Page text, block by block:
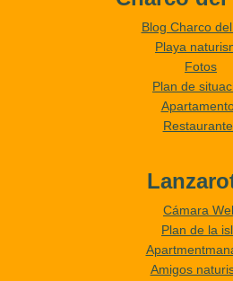
Blog Charco
Playa
Fotos
Plan de
Cámara
Plan de la
Amigos